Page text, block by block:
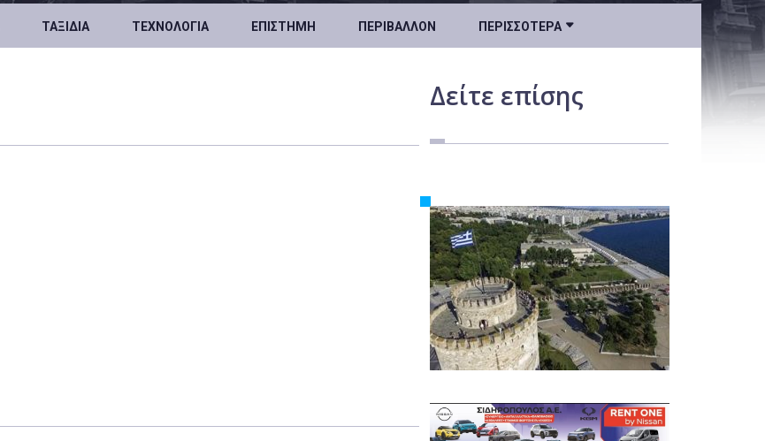
ΤΑΞΊΔΙΑ ΤΕΧΝΟΛΟΓΊΑ ΕΠΙΣΤΉΜΗ ΠΕΡΙΒΆΛΛΟΝ ΠΕΡΙΣΣΌΤΕΡΑ 
Δείτε επίσης
Υγεία
Ταξίδια
Επιστήμη
Περιβάλλον
Κόσμος
Τοπικά
Αγροτικά
Οικονομία
Πολιτική
Αστυνομικό Δελτίο